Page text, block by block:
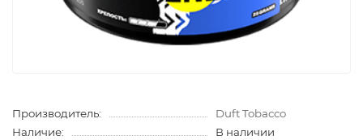
Производитель:
Duft Tobacco
Наличие:
В наличии